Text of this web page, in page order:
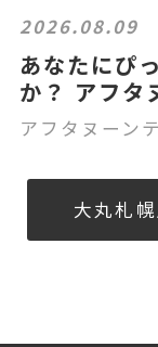
2026.08.09
あなたにぴ
か？ アフタ
帳
アフタヌーン
大丸札